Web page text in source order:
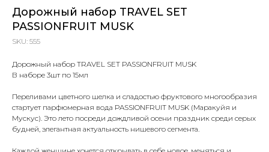
Дорожный набор TRAVEL SET
PASSIONFRUIT MUSK
SKU: 555
Дорожный набор TRAVEL SET PASSIONFRUIT MUSK
В наборе 3шт по 15мл
Переливами цветного шелка и сладостью фруктового многообразия
стартует парфюмерная вода PASSIONFRUIT MUSK (Маракуйя и
Мускус). Это лето посреди дождливой осени праздник среди серых
будней, элегантная актуальность нишевого сегмента.